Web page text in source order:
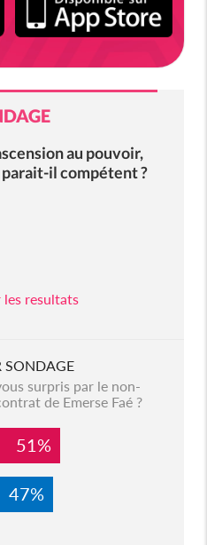
au pouvoir,
il compétent ?
les resultats
SONDAGE
surpris par le non-
de Emerse Faé ?
51%
47%